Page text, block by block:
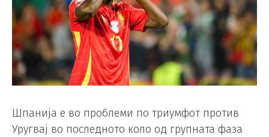
Шпанија е во проблеми по триумфот против
Уругвај во последното коло од групната фаза